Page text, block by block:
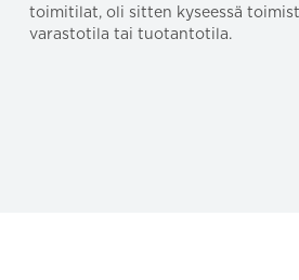
toimitilat, oli sitten kyseessä
varastotila tai tuotantotila.